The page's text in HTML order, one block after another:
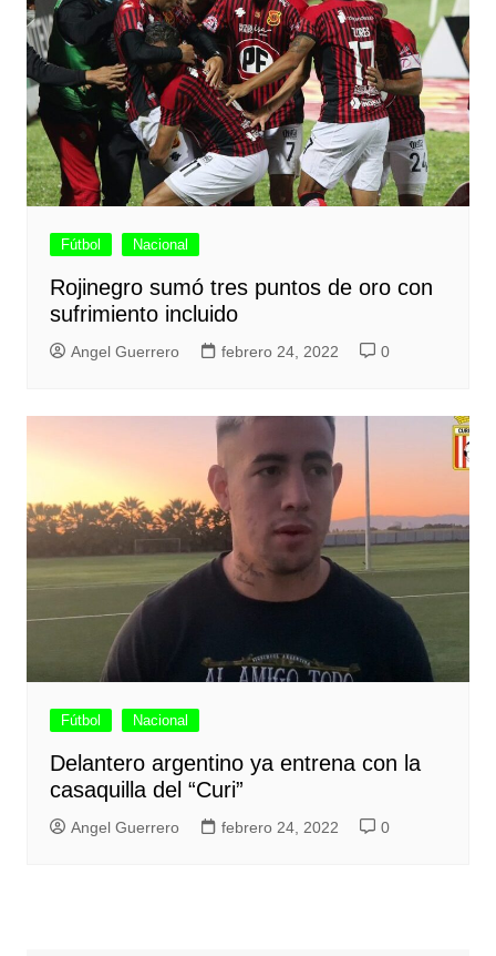
Fútbol Nacional
Rojinegro sumó tres puntos de oro con
sufrimiento incluido
Angel Guerrero febrero 24, 2022 0
Fútbol Nacional
Delantero argentino ya entrena con la
casaquilla del “Curi”
Angel Guerrero febrero 24, 2022 0